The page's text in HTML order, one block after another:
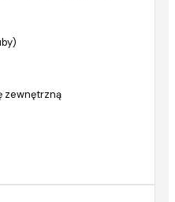
zewnętrzną